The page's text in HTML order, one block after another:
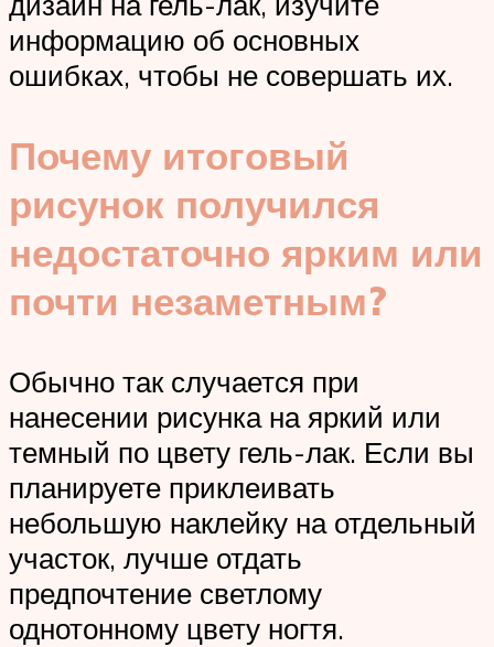
информацию об основных
ошибках, чтобы не совершать их.
Почему итоговый
рисунок получился
недостаточно ярким или
почти незаметным?
Обычно так случается при
нанесении рисунка на яркий или
темный по цвету гель-лак. Если вы
планируете приклеивать
небольшую наклейку на отдельный
участок, лучше отдать
предпочтение светлому
однотонному цвету ногтя.